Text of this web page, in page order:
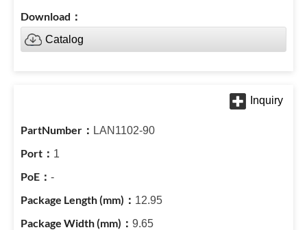
Catalog
LAN1102-90
1
-
12.95
9.65